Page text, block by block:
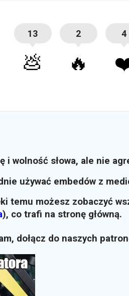
13
💩
2
🔥
4
i wolność słowa, ale nie
używać embedów z
temu możesz zobaczyć
), co trafi na stronę główną.
dołącz do naszych